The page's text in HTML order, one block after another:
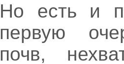
Но есть и
первую
почв,